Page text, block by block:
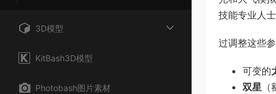
3D模型
KitBash3D模型
Photobash图片素材
技能专业人
过调整这些
可变的
双星